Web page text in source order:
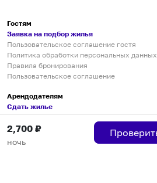
2,700 ₽
ночь
Гостям
Заявка на подбор жилья
Пользовательское соглашение гостя
Политика обработки персональных данных
Правила бронирования
Пользовательское соглашение
Арендодателям
Сдать жилье
Пользовательское соглашение
Правила публикации объявлений